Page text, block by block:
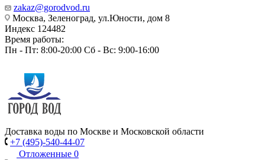
zakaz@gorodvod.ru
Москва, Зеленоград, ул.Юности, дом 8
Индекс 124482
Время работы:
Пн - Пт: 8:00-20:00 Сб - Вс: 9:00-16:00
Доставка воды по Москве и Московской области
+7 (495)-540-44-07
Отложенные 0